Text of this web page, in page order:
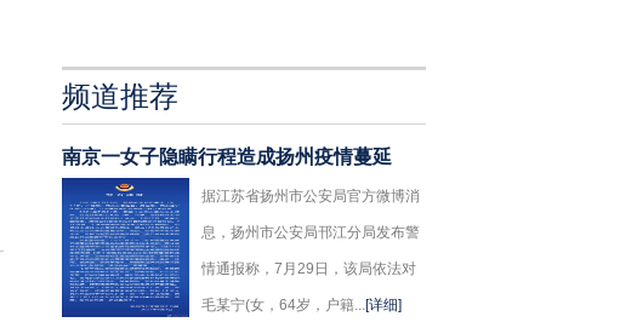
频道推荐
南京一女子隐瞒行程造成扬州疫情蔓延
据江苏省扬州市公安局官方微博消
息，扬州市公安局邗江分局发布警
情通报称，7月29日，该局依法对
毛某宁(女，64岁，户籍...[详细]